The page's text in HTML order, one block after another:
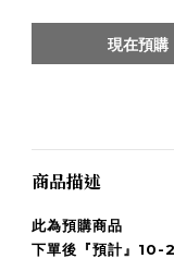
現在預購
商品描述
此為預購商品
下單後『預計』10-